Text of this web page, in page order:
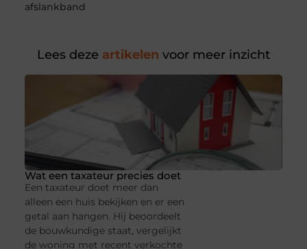
afslankband
Lees deze artikelen voor meer inzicht
Wat een taxateur precies doet
Een taxateur doet meer dan
alleen een huis bekijken en er een
getal aan hangen. Hij beoordeelt
de bouwkundige staat, vergelijkt
de woning met recent verkochte